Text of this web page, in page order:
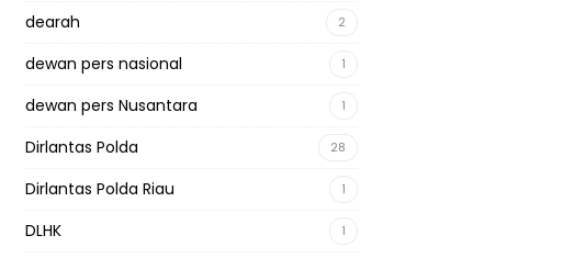
dearah 2
dewan pers nasional 1
dewan pers Nusantara 1
Dirlantas Polda 28
Dirlantas Polda Riau 1
DLHK 1